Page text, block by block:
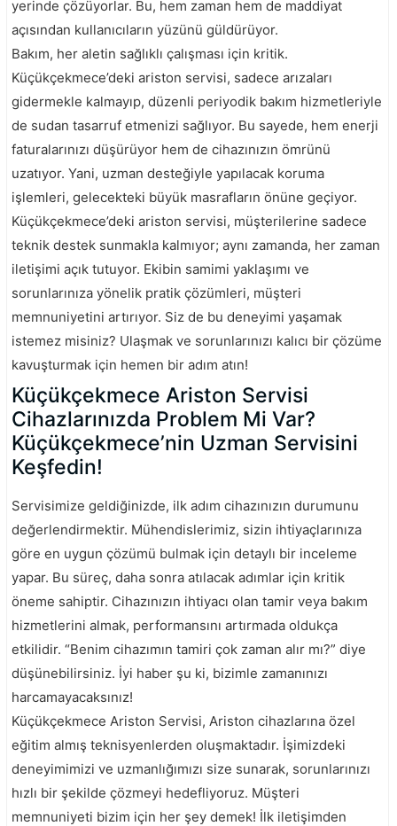
yerinde çözüyorlar. Bu, hem zaman hem de maddiyat
açısından kullanıcıların yüzünü güldürüyor.
Bakım, her aletin sağlıklı çalışması için kritik.
Küçükçekmece’deki ariston servisi, sadece arızaları
gidermekle kalmayıp, düzenli periyodik bakım hizmetleriyle
de sudan tasarruf etmenizi sağlıyor. Bu sayede, hem enerji
faturalarınızı düşürüyor hem de cihazınızın ömrünü
uzatıyor. Yani, uzman desteğiyle yapılacak koruma
işlemleri, gelecekteki büyük masrafların önüne geçiyor.
Küçükçekmece’deki ariston servisi, müşterilerine sadece
teknik destek sunmakla kalmıyor; aynı zamanda, her zaman
iletişimi açık tutuyor. Ekibin samimi yaklaşımı ve
sorunlarınıza yönelik pratik çözümleri, müşteri
memnuniyetini artırıyor. Siz de bu deneyimi yaşamak
istemez misiniz? Ulaşmak ve sorunlarınızı kalıcı bir çözüme
kavuşturmak için hemen bir adım atın!
Küçükçekmece Ariston Servisi
Cihazlarınızda Problem Mi Var?
Küçükçekmece’nin Uzman Servisini
Keşfedin!
Servisimize geldiğinizde, ilk adım cihazınızın durumunu
değerlendirmektir. Mühendislerimiz, sizin ihtiyaçlarınıza
göre en uygun çözümü bulmak için detaylı bir inceleme
yapar. Bu süreç, daha sonra atılacak adımlar için kritik
öneme sahiptir. Cihazınızın ihtiyacı olan tamir veya bakım
hizmetlerini almak, performansını artırmada oldukça
etkilidir. “Benim cihazımın tamiri çok zaman alır mı?” diye
düşünebilirsiniz. İyi haber şu ki, bizimle zamanınızı
harcamayacaksınız!
Küçükçekmece Ariston Servisi, Ariston cihazlarına özel
eğitim almış teknisyenlerden oluşmaktadır. İşimizdeki
deneyimimizi ve uzmanlığımızı size sunarak, sorunlarınızı
hızlı bir şekilde çözmeyi hedefliyoruz. Müşteri
memnuniyeti bizim için her şey demek! İlk iletişimden